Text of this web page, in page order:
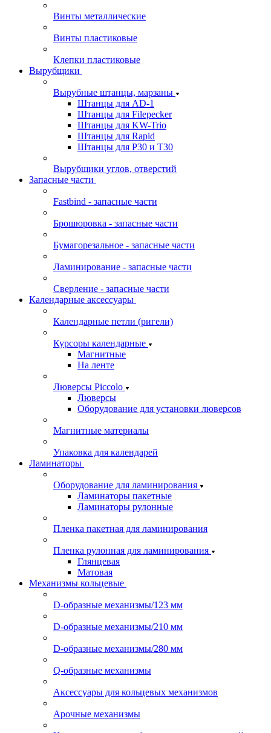
Винты металлические
Винты пластиковые
Клепки пластиковые
Вырубщики
Вырубные штанцы, марзаны
Штанцы для AD-1
Штанцы для Filepecker
Штанцы для KW-Trio
Штанцы для Rapid
Штанцы для Р30 и Т30
Вырубщики углов, отверстий
Запасные части
Fastbind - запасные части
Брошюровка - запасные части
Бумагорезальное - запасные части
Ламинирование - запасные части
Сверление - запасные части
Календарные аксессуары
Календарные петли (ригели)
Курсоры календарные
Магнитные
На ленте
Люверсы Piccolo
Люверсы
Оборудование для установки люверсов
Магнитные материалы
Упаковка для календарей
Ламинаторы
Оборудование для ламинирования
Ламинаторы пакетные
Ламинаторы рулонные
Пленка пакетная для ламинирования
Пленка рулонная для ламинирования
Глянцевая
Матовая
Механизмы кольцевые
D-образные механизмы/123 мм
D-образные механизмы/210 мм
D-образные механизмы/280 мм
Q-образные механизмы
Аксессуары для кольцевых механизмов
Арочные механизмы